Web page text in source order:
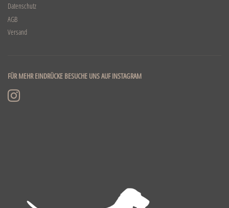
Datenschutz
AGB
Versand
FÜR MEHR EINDRÜCKE BESUCHE UNS AUF INSTAGRAM